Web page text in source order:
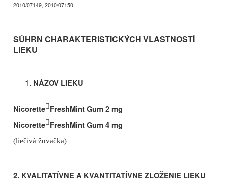
2010/07149, 2010/07150
SÚHRN CHARAKTERISTICKÝCH VLASTNOSTÍ
LIEKU
NÁZOV LIEKU
NicoretteFreshMint Gum 2 mg
NicoretteFreshMint Gum 4 mg
(liečivá žuvačka)
2. KVALITATÍVNE A KVANTITATÍVNE ZLOŽENIE LIEKU